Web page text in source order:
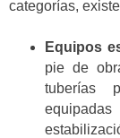
categorías,
Equipos
pie de
tuberías